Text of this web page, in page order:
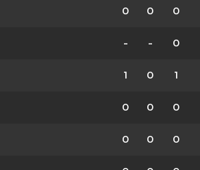
0 0 0
- - 0
1 0 1
0 0 0
0 0 0